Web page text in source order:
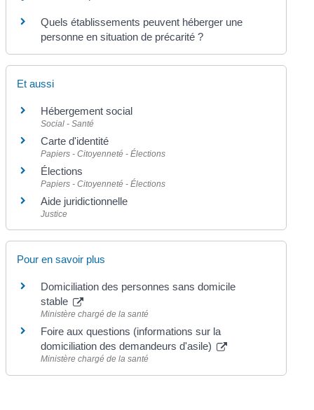
Quels établissements peuvent héberger une
personne en situation de précarité ?
Et aussi
Hébergement social
Social - Santé
Carte d'identité
Papiers - Citoyenneté - Élections
Élections
Papiers - Citoyenneté - Élections
Aide juridictionnelle
Justice
Pour en savoir plus
Domiciliation des personnes sans domicile
stable
Ministère chargé de la santé
Foire aux questions (informations sur la
domiciliation des demandeurs d'asile)
Ministère chargé de la santé